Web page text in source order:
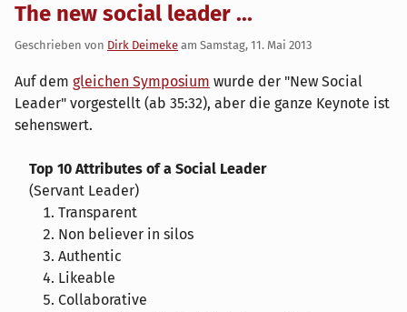
The new social leader ...
Geschrieben von Dirk Deimeke am Samstag, 11. Mai 2013
Auf dem gleichen Symposium wurde der "New Social
Leader" vorgestellt (ab 35:32), aber die ganze Keynote ist
sehenswert.
Top 10 Attributes of a Social Leader
(Servant Leader)
Transparent
Non believer in silos
Authentic
Likeable
Collaborative